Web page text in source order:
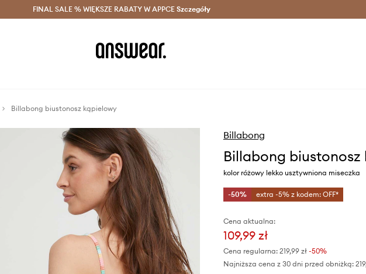
Oszczędzaj z Answear Club > Dostawa nawet w 24h >
FINAL SALE % WIĘKSZE RABATY W APPCE Szczegóły
Billabong biustonosz kąpielowy
Billabong
Billabong biustonosz
kolor różowy lekko usztywniona miseczka
-50% extra -5% z kodem: OFF*
Cena aktualna:
109,99 zł
Cena regularna: 219,99 zł-50%
Najniższa cena z 30 dni przed obniżką: